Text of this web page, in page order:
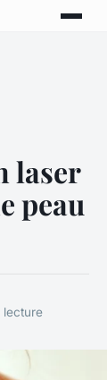
laser
peau
lecture